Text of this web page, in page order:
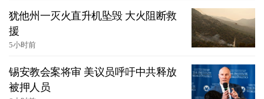
犹他州一灭火直升机坠毁 大火阻断救
援
5小时前
锡安教会案将审 美议员呼吁中共释放
被押人员